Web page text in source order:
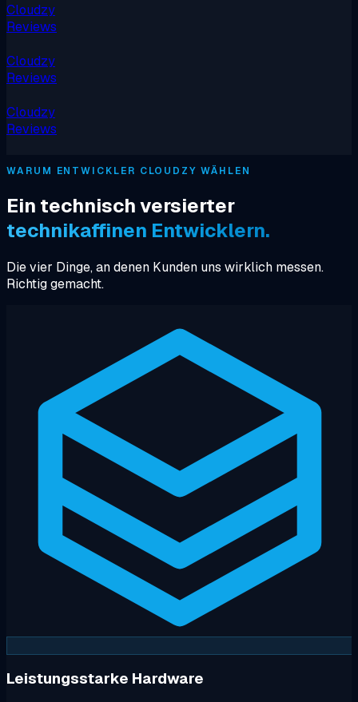
Cloudzy
Reviews
Cloudzy
Reviews
Cloudzy
Reviews
WARUM ENTWICKLER CLOUDZY WÄHLEN
Ein technisch versierter
technikaffinen Entwicklern.
Die vier Dinge, an denen Kunden uns wirklich messen.
Richtig gemacht.
Leistungsstarke Hardware